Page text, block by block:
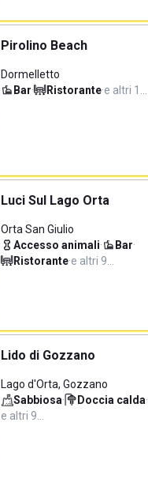
Pirolino Beach
Dormelletto
Bar· Ristorante·e altri 1…
Luci Sul Lago Orta
Orta San Giulio
Accesso animali· Bar·
Ristorante·e altri 9…
Lido di Gozzano
Lago d'Orta, Gozzano
Sabbiosa· Doccia calda·
e altri 9…